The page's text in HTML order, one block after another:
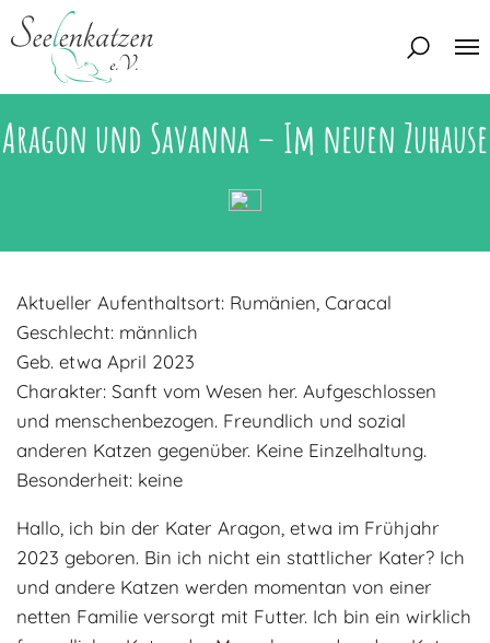
Über uns
Mitglied werden
Eine Katze adoptieren
Interessentenbogen
Zuhause gesucht
Zuhause gefunden
Regenbogenbrücke
Adoptantenberichte
Infos rund um die Katze
Deine Hilfe
Kontakt
Interessentenbogen
Kontaktformular
FAQ
Blog
Aragon und Savanna – Im neuen Zuhause
Aktueller Aufenthaltsort: Rumänien, Caracal
Geschlecht: männlich
Geb. etwa April 2023
Charakter: Sanft vom Wesen her. Aufgeschlossen
und menschenbezogen. Freundlich und sozial
anderen Katzen gegenüber. Keine Einzelhaltung.
Besonderheit: keine
Hallo, ich bin der Kater Aragon, etwa im Frühjahr
2023 geboren. Bin ich nicht ein stattlicher Kater? Ich
und andere Katzen werden momentan von einer
netten Familie versorgt mit Futter. Ich bin ein wirklich